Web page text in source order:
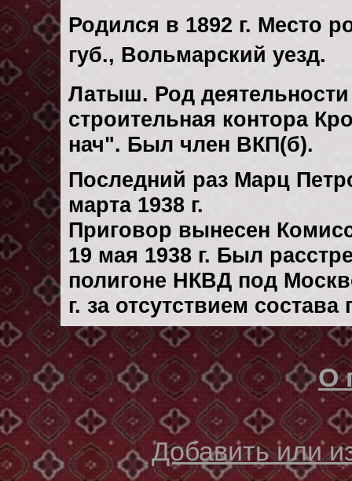
Родился в 1892 г. Место
губ., Вольмарский уезд.
Латыш. Род
строительная контора
нач". Был член ВКП(б).
Последний раз Марц
марта 1938 г.
Приговор вынесен
19 мая 1938 г. Был
полигоне НКВД под
г. за отсутствием
О
Добавить или